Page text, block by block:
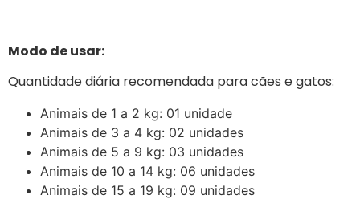
Modo de usar:
Quantidade diária recomendada para cães e gatos:
Animais de 1 a 2 kg: 01 unidade
Animais de 3 a 4 kg: 02 unidades
Animais de 5 a 9 kg: 03 unidades
Animais de 10 a 14 kg: 06 unidades
Animais de 15 a 19 kg: 09 unidades